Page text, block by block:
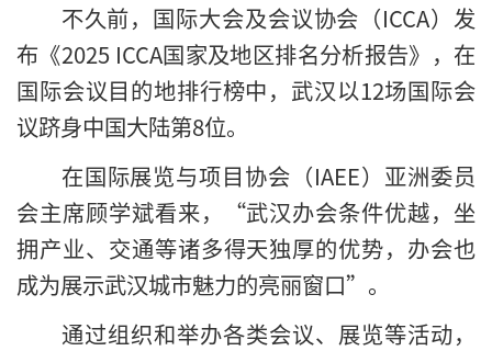
不久前，国际大会及会议协会（ICCA）发
布《2025 ICCA国家及地区排名分析报告》，在
国际会议目的地排行榜中，武汉以12场国际会
议跻身中国大陆第8位。
在国际展览与项目协会（IAEE）亚洲委员
会主席顾学斌看来，“武汉办会条件优越，坐
拥产业、交通等诸多得天独厚的优势，办会也
成为展示武汉城市魅力的亮丽窗口”。
通过组织和举办各类会议、展览等活动，